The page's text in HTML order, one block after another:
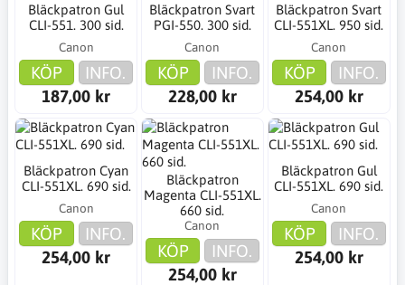
Bläckpatron Gul
CLI-551. 300 sid.
Canon
KÖP
INFO.
187,00 kr
Bläckpatron Svart
PGI-550. 300 sid.
Canon
KÖP
INFO.
228,00 kr
Bläckpatron Svart
CLI-551XL. 950 sid.
Canon
KÖP
INFO.
254,00 kr
Bläckpatron Cyan
CLI-551XL. 690 sid.
Canon
KÖP
INFO.
254,00 kr
Bläckpatron
Magenta CLI-551XL.
660 sid.
Canon
KÖP
INFO.
254,00 kr
Bläckpatron Gul
CLI-551XL. 690 sid.
Canon
KÖP
INFO.
254,00 kr